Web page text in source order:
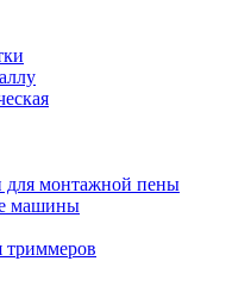
для монтажной пены
машины
триммеров